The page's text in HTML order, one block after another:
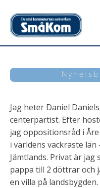
Jag heter Daniel
centerpartist. Efter
jag oppositionsråd i
i världens vackraste län
Jämtlands. Privat är jag
pappa till 2 döttrar och
en villa på